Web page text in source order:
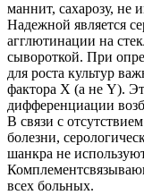
маннит, сахарозу, не
Надежной является
агглютинации на
сывороткой. При
для роста культур
фактора X (а не Y).
дифференциации
В связи с
болезни,
шанкра не
всех больных.